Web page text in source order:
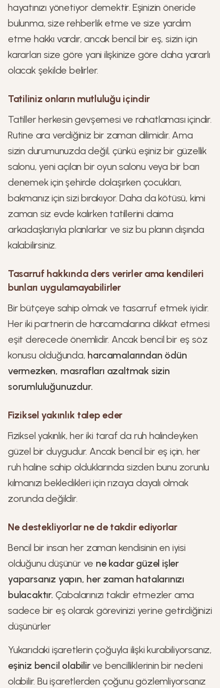
hayatınızı yönetiyor demektir. Eşinizin öneride
bulunma, size rehberlik etme ve size yardım
etme hakkı vardır, ancak bencil bir eş, sizin için
kararları size göre yani ilişkinize göre daha yararlı
olacak şekilde belirler.
Tatiliniz onların mutluluğu içindir
Tatiller herkesin gevşemesi ve rahatlaması içindir.
Rutine ara verdiğiniz bir zaman dilimidir. Ama
sizin durumunuzda değil, çünkü eşiniz bir güzellik
salonu, yeni açılan bir oyun salonu veya bir barı
denemek için şehirde dolaşırken çocukları,
bakmanız için sizi bırakıyor. Daha da kötüsü, kimi
zaman siz evde kalırken tatillerini daima
arkadaşlarıyla planlarlar ve siz bu planın dışında
kalabilirsiniz.
Tasarruf hakkında ders verirler ama kendileri
bunları uygulamayabilirler
Bir bütçeye sahip olmak ve tasarruf etmek iyidir.
Her iki partnerin de harcamalarına dikkat etmesi
eşit derecede önemlidir. Ancak bencil bir eş söz
konusu olduğunda, harcamalarından ödün
vermezken, masrafları azaltmak sizin
sorumluluğunuzdur.
Fiziksel yakınlık talep eder
Fiziksel yakınlık, her iki taraf da ruh halindeyken
güzel bir duygudur. Ancak bencil bir eş için, her
ruh haline sahip olduklarında sizden bunu zorunlu
kılmanızı bekledikleri için rızaya dayalı olmak
zorunda değildir.
Ne destekliyorlar ne de takdir ediyorlar
Bencil bir insan her zaman kendisinin en iyisi
olduğunu düşünür ve ne kadar güzel işler
yaparsanız yapın, her zaman hatalarınızı
bulacaktır. Çabalarınızı takdir etmezler ama
sadece bir eş olarak görevinizi yerine getirdiğinizi
düşünürler
Yukarıdaki işaretlerin çoğuyla ilişki kurabiliyorsanız,
eşiniz bencil olabilirve bencilliklerinin bir nedeni
olabilir. Bu işaretlerden çoğunu gözlemliyorsanız